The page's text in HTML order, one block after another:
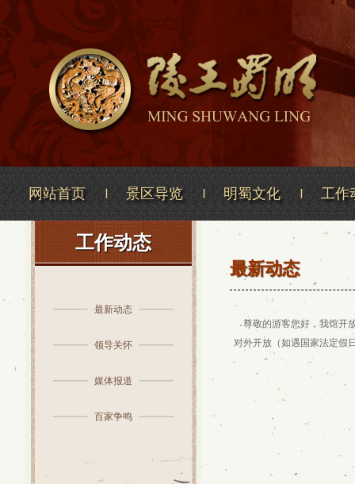
网站首页 景区导览 明蜀文化 工作
工作动态
最新动态
领导关怀
媒体报道
百家争鸣
最新动态
尊敬的游客您好，我馆开
对外开放（如遇国家法定假